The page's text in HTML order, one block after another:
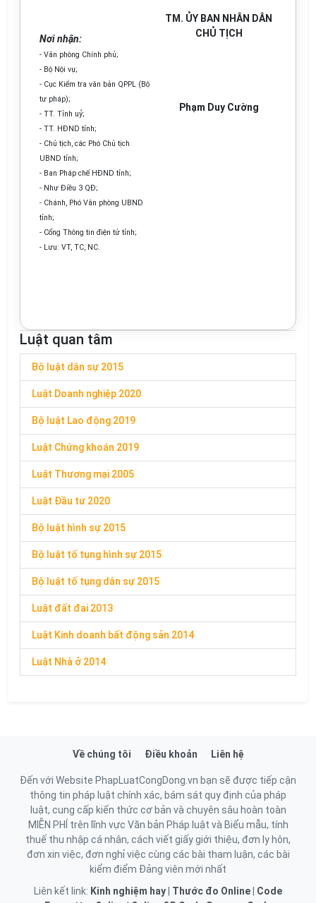
Nơi nhận:
- Văn phòng Chính phủ;
- Bộ Nội vụ;
- Cục Kiểm tra văn bản QPPL (Bộ
tư pháp);
- TT. Tỉnh uỷ;
- TT. HĐND tỉnh;
- Chủ tịch, các Phó Chủ tịch
UBND tỉnh;
- Ban Pháp chế HĐND tỉnh;
- Như Điều 3 QĐ;
- Chánh, Phó Văn phòng UBND
tỉnh;
- Cổng Thông tin điện tử tỉnh;
- Lưu: VT, TC, NC.
TM. ỦY BAN NHÂN DÂN
CHỦ TỊCH
Phạm Duy Cường
Luật quan tâm
Bộ luật dân sự 2015
Luật Doanh nghiệp 2020
Bộ luật Lao động 2019
Luật Chứng khoán 2019
Luật Thương mại 2005
Luật Đầu tư 2020
Bộ luật hình sự 2015
Bộ luật tố tụng hình sự 2015
Bộ luật tố tụng dân sự 2015
Luật đất đai 2013
Luật Kinh doanh bất động sản 2014
Luật Nhà ở 2014
Về chúng tôi Điều khoản Liên hệ
Đến với Website PhapLuatCongDong.vn bạn sẽ được tiếp cận
thông tin pháp luật chính xác, bám sát quy định của pháp
luật, cung cấp kiến thức cơ bản và chuyên sâu hoàn toàn
MIỄN PHÍ trên lĩnh vực Văn bản Pháp luật và Biểu mẫu, tính
thuế thu nhập cá nhân, cách viết giấy giới thiệu, đơn ly hôn,
đơn xin việc, đơn nghỉ việc cùng các bài tham luận, các bài
kiểm điểm Đảng viên mới nhất
Liên kết link: Kinh nghiệm hay Thước đo Online
Code